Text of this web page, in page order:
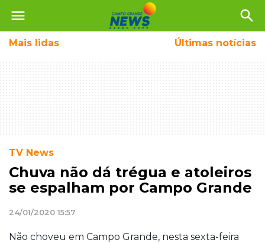
menu search
Mais lidas Últimas notícias
TV News
Chuva não dá trégua e atoleiros
se espalham por Campo Grande
24/01/2020 15:57
Não choveu em Campo Grande, nesta sexta-feira